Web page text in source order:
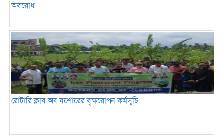
অবরোধ
রোটারি ক্লাব অব যশোরের বৃক্ষরোপন কর্মসূচি